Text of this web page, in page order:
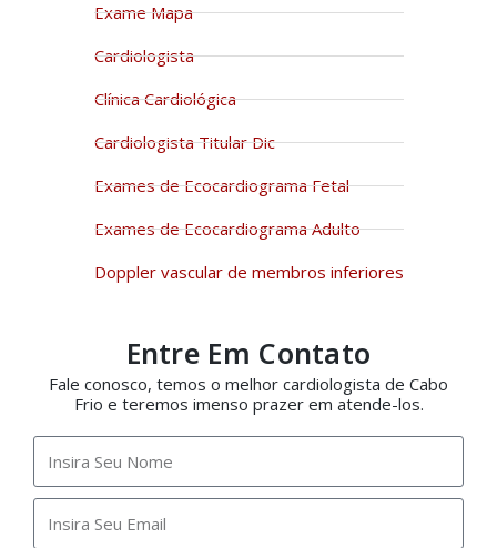
Exame Mapa
Cardiologista
Clínica Cardiológica
Cardiologista Titular Dic
Exames de Ecocardiograma Fetal
Exames de Ecocardiograma Adulto
Doppler vascular de membros inferiores
Entre Em Contato
Fale conosco, temos o melhor cardiologista de Cabo
Frio e teremos imenso prazer em atende-los.